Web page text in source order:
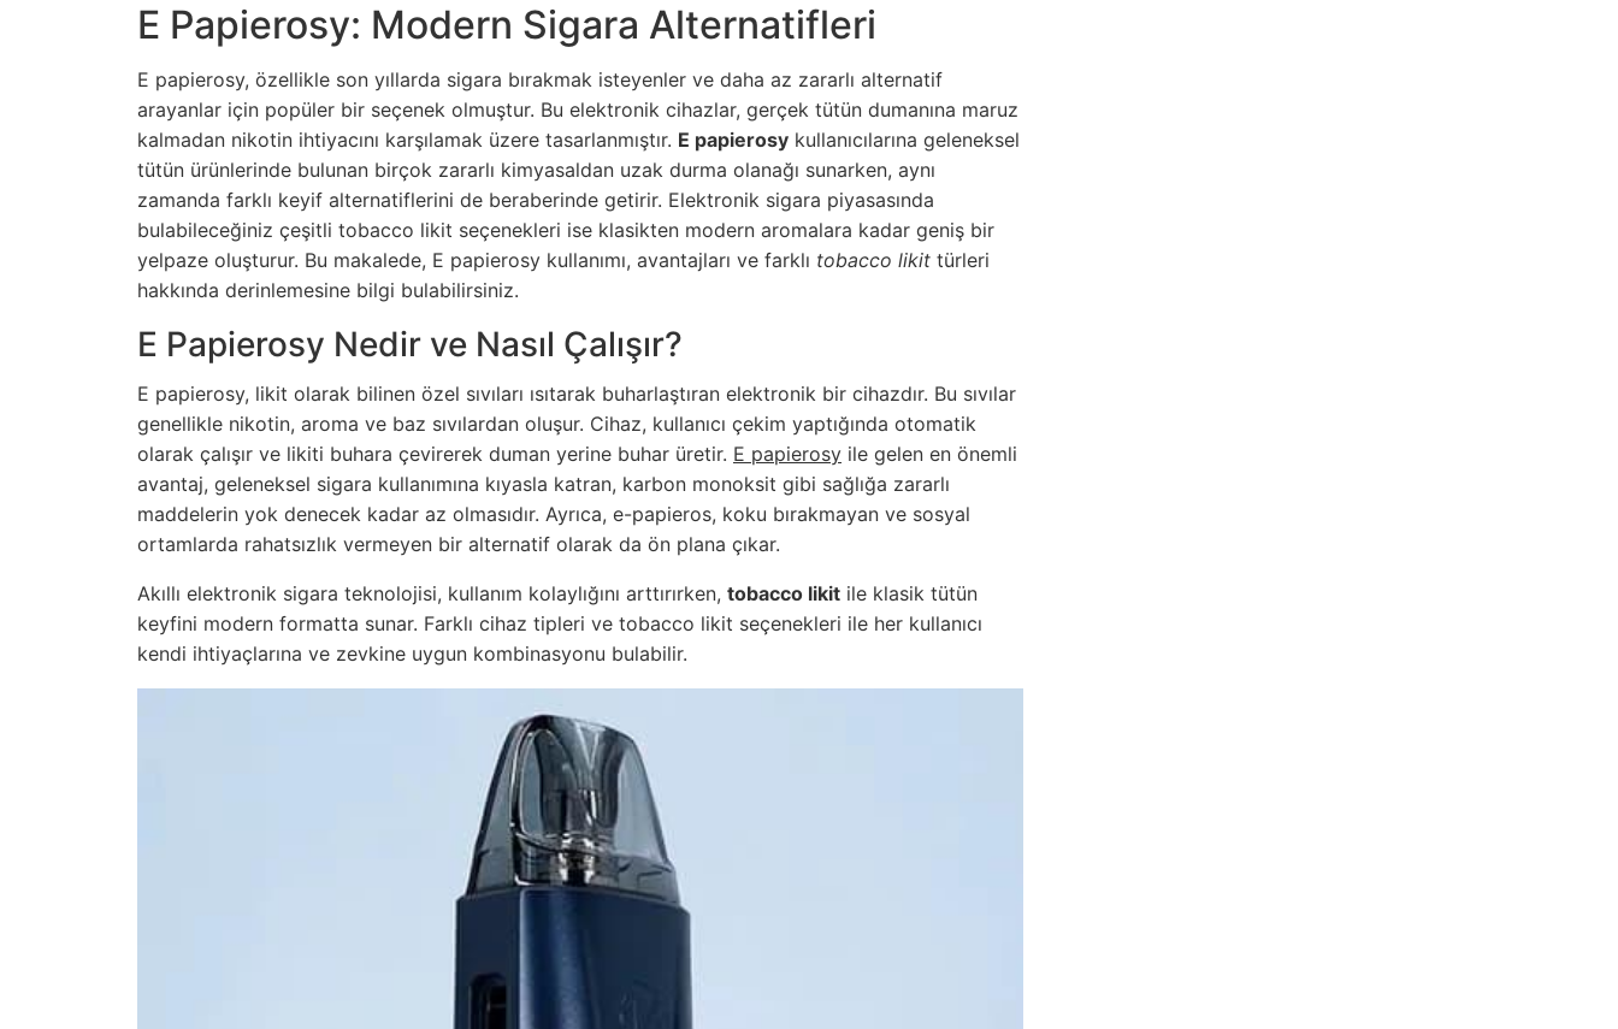
E Papierosy: Modern Sigara Alternatifleri
E papierosy, özellikle son yıllarda sigara bırakmak isteyenler ve daha az zararlı alternatif
arayanlar için popüler bir seçenek olmuştur. Bu elektronik cihazlar, gerçek tütün dumanına maruz
kalmadan nikotin ihtiyacını karşılamak üzere tasarlanmıştır. E papierosy kullanıcılarına geleneksel
tütün ürünlerinde bulunan birçok zararlı kimyasaldan uzak durma olanağı sunarken, aynı
zamanda farklı keyif alternatiflerini de beraberinde getirir. Elektronik sigara piyasasında
bulabileceğiniz çeşitli tobacco likit seçenekleri ise klasikten modern aromalara kadar geniş bir
yelpaze oluşturur. Bu makalede, E papierosy kullanımı, avantajları ve farklı tobacco likit türleri
hakkında derinlemesine bilgi bulabilirsiniz.
E Papierosy Nedir ve Nasıl Çalışır?
E papierosy, likit olarak bilinen özel sıvıları ısıtarak buharlaştıran elektronik bir cihazdır. Bu sıvılar
genellikle nikotin, aroma ve baz sıvılardan oluşur. Cihaz, kullanıcı çekim yaptığında otomatik
olarak çalışır ve likiti buhara çevirerek duman yerine buhar üretir. E papierosy ile gelen en önemli
avantaj, geleneksel sigara kullanımına kıyasla katran, karbon monoksit gibi sağlığa zararlı
maddelerin yok denecek kadar az olmasıdır. Ayrıca, e-papieros, koku bırakmayan ve sosyal
ortamlarda rahatsızlık vermeyen bir alternatif olarak da ön plana çıkar.
Akıllı elektronik sigara teknolojisi, kullanım kolaylığını arttırırken, tobacco likit ile klasik tütün
keyfini modern formatta sunar. Farklı cihaz tipleri ve tobacco likit seçenekleri ile her kullanıcı
kendi ihtiyaçlarına ve zevkine uygun kombinasyonu bulabilir.